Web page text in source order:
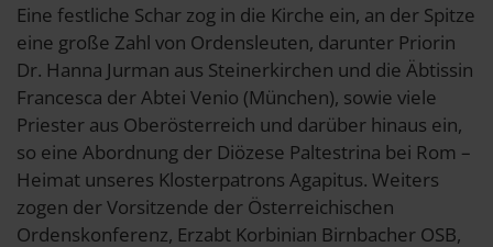
Eine festliche Schar zog in die Kirche ein, an der Spitze
eine große Zahl von Ordensleuten, darunter Priorin
Dr. Hanna Jurman aus Steinerkirchen und die Äbtissin
Francesca der Abtei Venio (München), sowie viele
Priester aus Oberösterreich und darüber hinaus ein,
so eine Abordnung der Diözese Paltestrina bei Rom –
Heimat unseres Klosterpatrons Agapitus. Weiters
zogen der Vorsitzende der Österreichischen
Ordenskonferenz, Erzabt Korbinian Birnbacher OSB,